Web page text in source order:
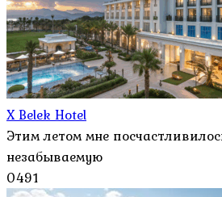
X Belek Hotel
Этим летом мне
незабываемую
0491